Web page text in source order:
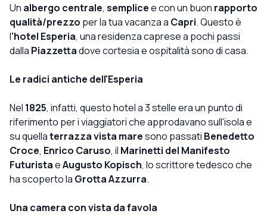
Un albergo centrale, semplicee con un buon rapporto
qualità/prezzo per la tua vacanza a Capri. Questo è
l'hotel Esperia, una residenza caprese a pochi passi
dalla Piazzettadove cortesia e ospitalità sono di casa.
Le radici antiche dell'Esperia
Nel 1825, infatti, questo hotel a 3 stelle era un punto di
riferimento per i viaggiatori che approdavano sull'isola e
su quellaterrazza vista maresono passati Benedetto
Croce, Enrico Caruso, il Marinetti del Manifesto
FuturistaeAugusto Kopisch, lo scrittore tedesco che
ha scoperto la Grotta Azzurra.
Una camera con vista da favola